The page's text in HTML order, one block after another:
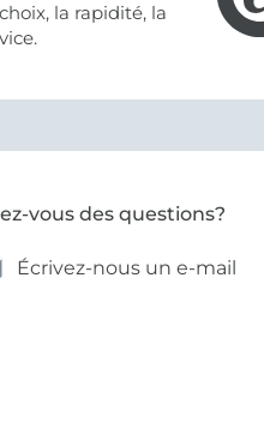
vous des questions?
Écrivez-nous un e-mail